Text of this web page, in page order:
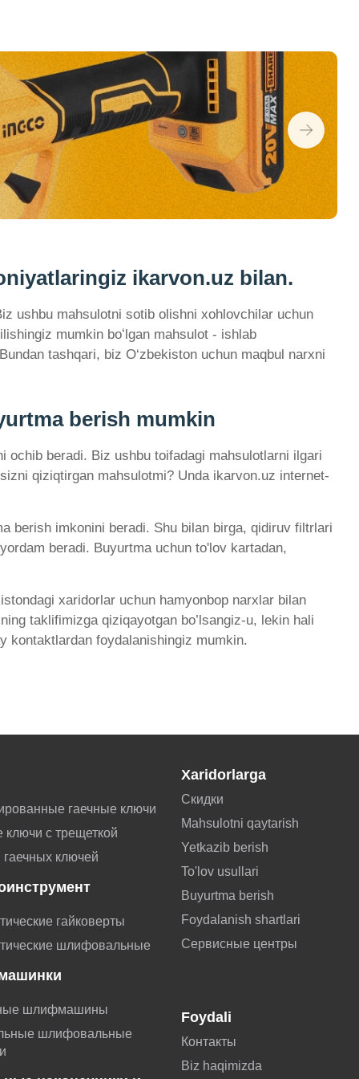
ikarvon.uz bilan.
ushbu mahsulotni sotib olishni xohlovchilar uchun
mumkin boʻlgan mahsulot - ishlab
tashqari, biz O‘zbekiston uchun maqbul narxni
berish mumkin
beradi. Biz ushbu toifadagi mahsulotlarni ilgari
qiziqtirgan mahsulotmi? Unda ikarvon.uz internet-
berish imkonini beradi. Shu bilan birga, qidiruv filtrlari
beradi. Buyurtma uchun to'lov kartadan,
xaridorlar uchun hamyonbop narxlar bilan
taklifimizga qiziqayotgan bo’lsangiz-u, lekin hali
kontaktlardan foydalanishingiz mumkin.
гаечные ключи
ключи с трещеткой
ключей
гайковерты
шлифовальные
шлифмашины
шлифовальные
Xaridorlarga
Скидки
Mahsulotni qaytarish
Yetkazib berish
To'lov usullari
Buyurtma berish
Foydalanish shartlari
Сервисные центры
Foydali
Контакты
Biz haqimizda